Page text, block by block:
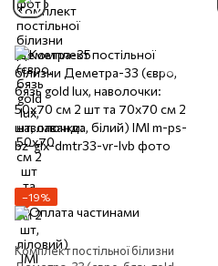
−19%
Комплект постільної білизни